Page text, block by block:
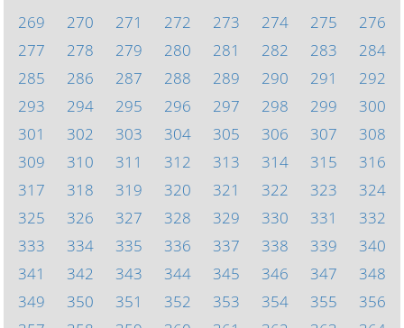
269
270 271 272 273 274 275
276
277
278 279 280 281 282 283
284
285
286 287 288 289 290 291
292
293
294 295 296 297 298 299
300
301
302 303 304 305 306 307
308
309
310 311 312 313 314 315
316
317
318 319 320 321 322 323
324
325
326 327 328 329 330 331
332
333
334 335 336 337 338 339
340
341
342 343 344 345 346 347
348
349
350 351 352 353 354 355
356